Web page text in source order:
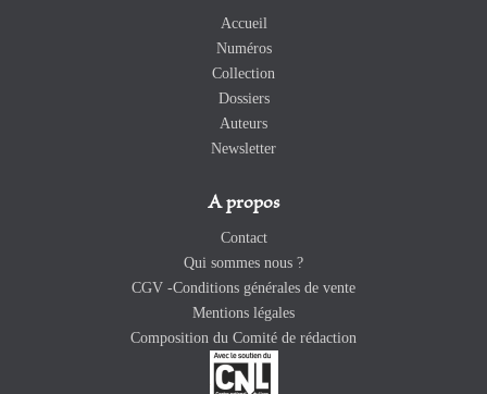
Accueil
Numéros
Collection
Dossiers
Auteurs
Newsletter
A propos
Contact
Qui sommes nous ?
CGV -Conditions générales de vente
Mentions légales
Composition du Comité de rédaction